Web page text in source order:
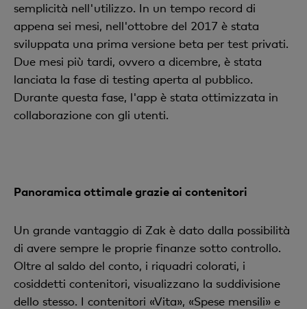
semplicità nell'utilizzo. In un tempo record di
appena sei mesi, nell'ottobre del 2017 è stata
sviluppata una prima versione beta per test privati.
Due mesi più tardi, ovvero a dicembre, è stata
lanciata la fase di testing aperta al pubblico.
Durante questa fase, l'app è stata ottimizzata in
collaborazione con gli utenti.
Panoramica ottimale grazie ai contenitori
Un grande vantaggio di Zak è dato dalla possibilità
di avere sempre le proprie finanze sotto controllo.
Oltre al saldo del conto, i riquadri colorati, i
cosiddetti contenitori, visualizzano la suddivisione
dello stesso. I contenitori «Vita», «Spese mensili» e